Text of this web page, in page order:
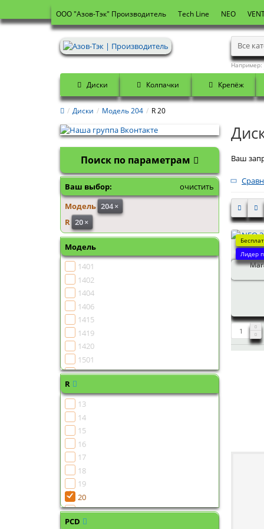
OOO "Азов-Тэк" Производитель Tech Line NEO
Все
Например:
Диски Колпачки Крепёж
Диски Модель 204 R 20
Поиск по параметрам
Ваш выбор:
очистить
Модель 204×
R 20×
Модель
1401
1402
1404
1406
1415
1419
1420
1501
1502
1505
1507
1510
1513
1516
1518
R
13
14
15
16
17
18
19
20
21
22
PCD
Ваш
Лидер
NEO